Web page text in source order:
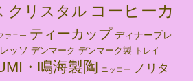
クリスタル コーヒーカ
ァニー ティーカップ ディナープレ
ッソ デンマーク デンマーク製 トレイ
・鳴海製陶 ニッコー
ノリタ